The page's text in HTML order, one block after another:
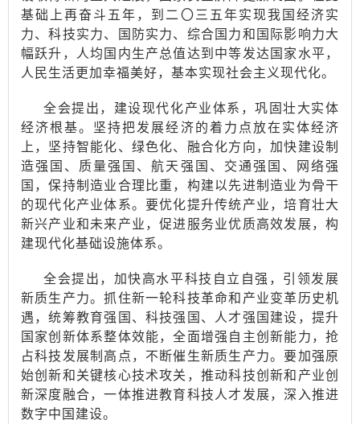
基础上再奋斗五年，到二〇三五年实现我国经济实
力、科技实力、国防实力、综合国力和国际影响力大
幅跃升，人均国内生产总值达到中等发达国家水平，
人民生活更加幸福美好，基本实现社会主义现代化。
全会提出，建设现代化产业体系，巩固壮大实体
经济根基。坚持把发展经济的着力点放在实体经济
上，坚持智能化、绿色化、融合化方向，加快建设制
造强国、质量强国、航天强国、交通强国、网络强
国，保持制造业合理比重，构建以先进制造业为骨干
的现代化产业体系。要优化提升传统产业，培育壮大
新兴产业和未来产业，促进服务业优质高效发展，构
建现代化基础设施体系。
全会提出，加快高水平科技自立自强，引领发展
新质生产力。抓住新一轮科技革命和产业变革历史机
遇，统筹教育强国、科技强国、人才强国建设，提升
国家创新体系整体效能，全面增强自主创新能力，抢
占科技发展制高点，不断催生新质生产力。要加强原
始创新和关键核心技术攻关，推动科技创新和产业创
新深度融合，一体推进教育科技人才发展，深入推进
数字中国建设。